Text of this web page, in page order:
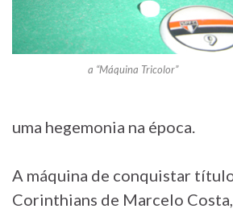
a “Máquina Tricolor”
uma hegemonia na época.
A máquina de conquistar
Corinthians de Marcelo